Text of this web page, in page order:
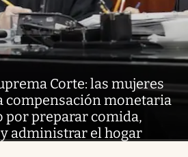
Corte: las mujeres
compensación monetaria
por preparar comida,
administrar el hogar